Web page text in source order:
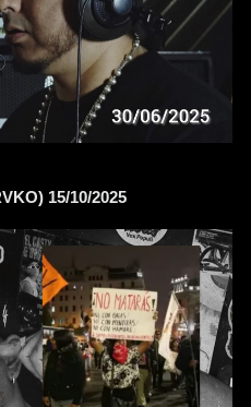
15/10/2025